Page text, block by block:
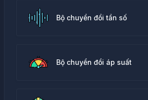
Bộ chuyển đổi tần số
Bộ chuyển đổi áp suất